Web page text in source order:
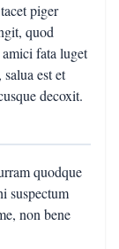
piger
quod
fata luget
est et
decoxit.
quodque
suspectum
non bene